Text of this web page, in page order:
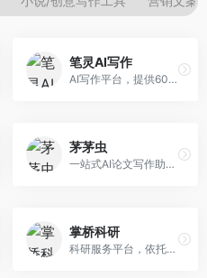
笔灵AI写作
AI写作平台，提供600+写作模板。面向学生、职场人士和内容创作者，支持论文、公文、营销文案等多种文体，模板丰富，一键生成，写作效率大幅提升。
茅茅虫
一站式AI论文写作助手，覆盖学术写作全场景。面向高校学生和科研人员，提供开题报告、文献综述、论文正文等写作服务，支持多学科多类型论文，操作简便。
掌桥科研
科研服务平台，依托3亿+真实文献数据库。面向学术研究者和学生，提供文献检索、论文写作、科研数据分析等服务，文献资源丰富，学术支持专业。